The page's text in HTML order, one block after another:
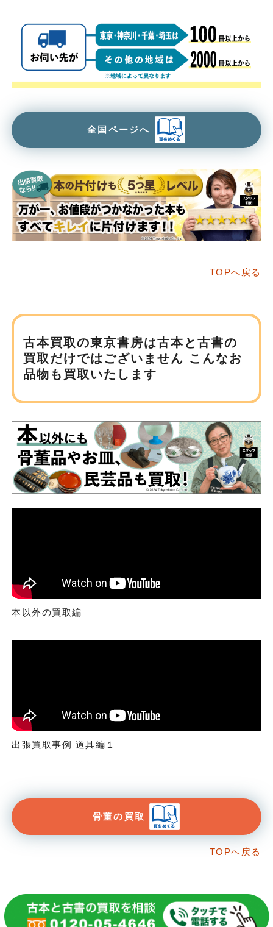
全国ページへ
TOPへ戻る
古本買取の東京書房は古本と古書の
買取だけではございません こんなお
品物も買取いたします
本以外の買取編
出張買取事例 道具編１
骨董の買取
TOPへ戻る